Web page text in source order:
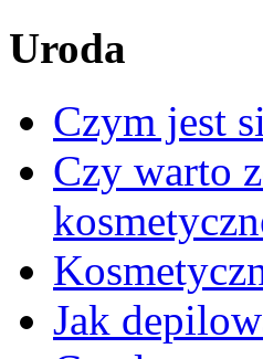
Uroda
Czym jest
Czy warto
Jak